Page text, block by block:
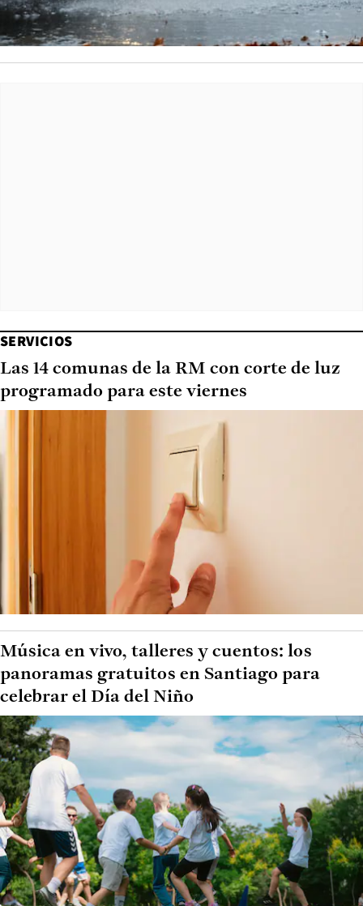
SERVICIOS
Las 14 comunas de la RM con corte de luz
programado para este viernes
Música en vivo, talleres y cuentos: los
panoramas gratuitos en Santiago para
celebrar el Día del Niño